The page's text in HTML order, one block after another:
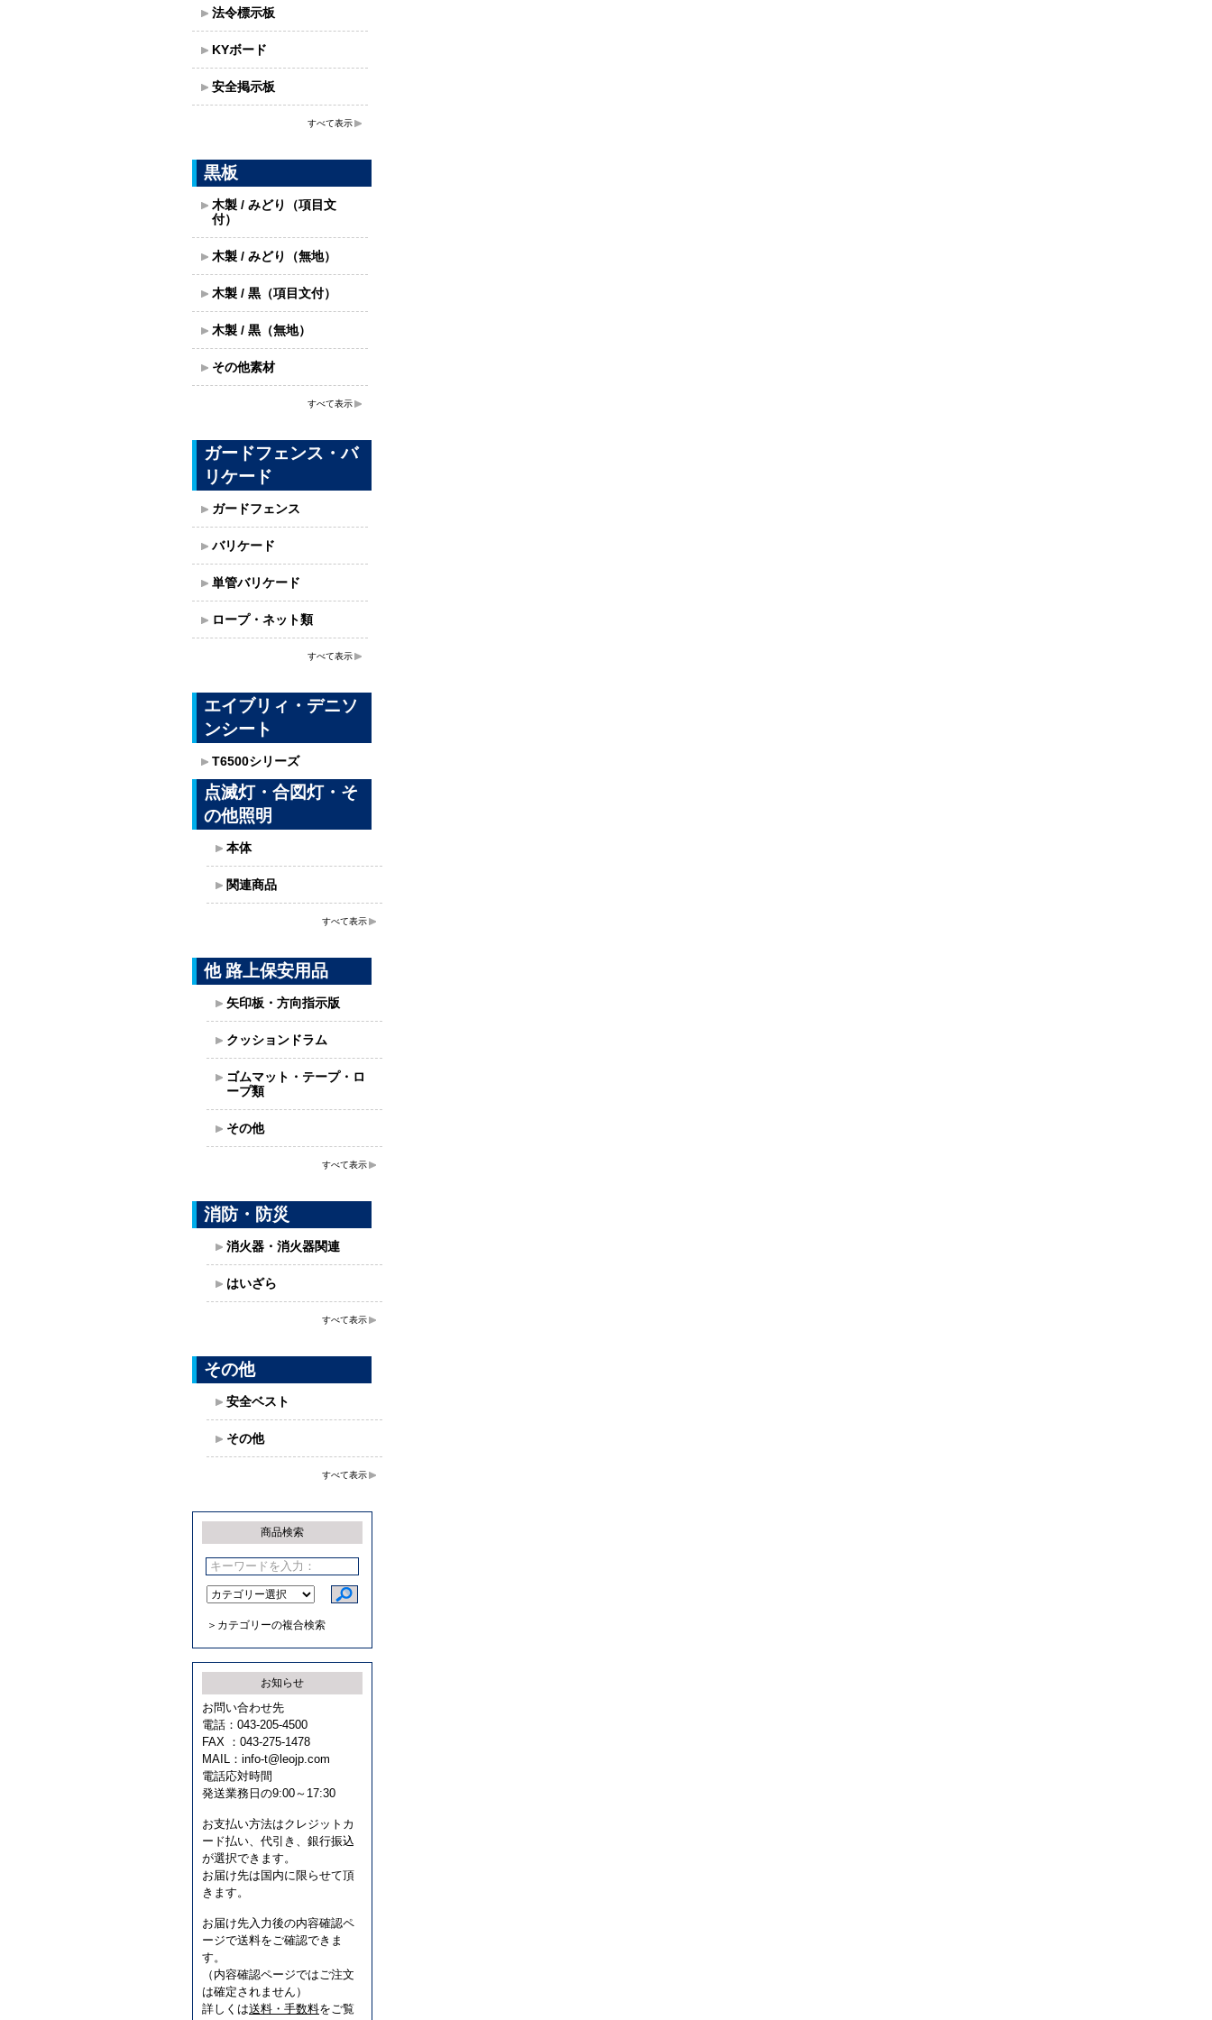
法令標示板
KYボード
安全掲示板
すべて表示
黒板
木製 / みどり（項目文
付）
木製 / みどり（無地）
木製 / 黒（項目文付）
木製 / 黒（無地）
その他素材
すべて表示
ガードフェンス・バ
リケード
ガードフェンス
バリケード
単管バリケード
ロープ・ネット類
すべて表示
エイブリィ・デニソ
ンシート
T6500シリーズ
点滅灯・合図灯・そ
の他照明
本体
関連商品
すべて表示
他 路上保安用品
矢印板・方向指示版
クッションドラム
ゴムマット・テープ・ロ
ープ類
その他
すべて表示
消防・防災
消火器・消火器関連
はいざら
すべて表示
その他
安全ベスト
その他
すべて表示
商品検索
＞カテゴリーの複合検索
お知らせ
お問い合わせ先
電話：043-205-4500
FAX ：043-275-1478
MAIL： info-t@leojp.com
電話応対時間
発送業務日の9:00～17:30
お支払い方法はクレジットカ
ード払い、代引き、銀行振込
が選択できます。
お届け先は国内に限らせて頂
きます。
お届け先入力後の内容確認ペ
ージで送料をご確認できま
す。
（内容確認ページではご注文
は確定されません）
詳しくは送料・手数料をご覧